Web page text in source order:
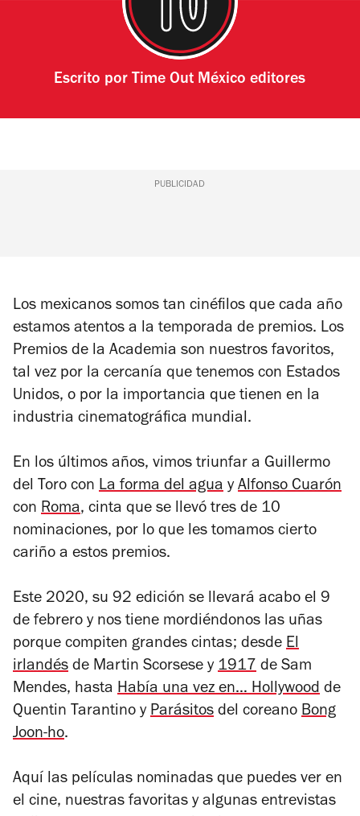
Escrito por Time Out México editores
PUBLICIDAD
Los mexicanos somos tan cinéfilos que cada año
estamos atentos a la temporada de premios. Los
Premios de la Academia son nuestros favoritos,
tal vez por la cercanía que tenemos con Estados
Unidos, o por la importancia que tienen en la
industria cinematográfica mundial.
En los últimos años, vimos triunfar a Guillermo
del Toro con La forma del agua y Alfonso Cuarón
con Roma, cinta que se llevó tres de 10
nominaciones, por lo que les tomamos cierto
cariño a estos premios.
Este 2020, su 92 edición se llevará acabo el 9
de febrero y nos tiene mordiéndonos las uñas
porque compiten grandes cintas; desde El
irlandés de Martin Scorsese y 1917 de Sam
Mendes, hasta Había una vez en… Hollywood de
Quentin Tarantino y Parásitos del coreano Bong
Joon-ho.
Aquí las películas nominadas que puedes ver en
el cine, nuestras favoritas y algunas entrevistas